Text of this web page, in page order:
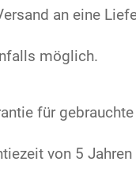
an eine
möglich.
für gebrauchte
von 5